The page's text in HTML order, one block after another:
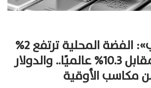
«مرصد الذهب»: الفضة المحلية ترتفع 2%
خلال أسبوع مقابل 10.3% عالميًا.. والدولار
مكاسب الأوقية